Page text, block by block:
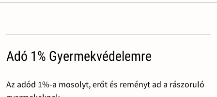
Adó 1% Gyermekvédelemre
Az adód 1%-a mosolyt, erőt és reményt ad a rászoruló